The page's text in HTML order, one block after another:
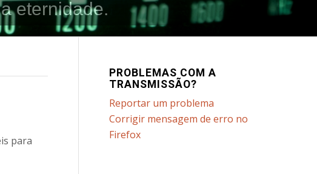
eternidade.
para
PROBLEMAS COM A
TRANSMISSÃO?
Reportar um problema
Corrigir mensagem de erro no
Firefox